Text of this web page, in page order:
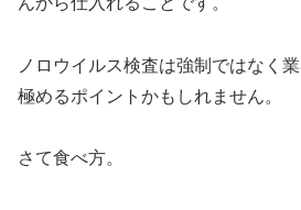
ノロウイルス検査は強制ではなく
極めるポイントかもしれません。
さて食べ方。